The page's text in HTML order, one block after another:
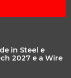
in Steel e
2027 e a Wire